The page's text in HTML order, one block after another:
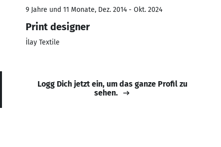
9 Jahre und 11 Monate, Dez. 2014 - Okt. 2024
Print designer
İlay Textile
Logg Dich jetzt ein, um das ganze Profil zu
sehen.